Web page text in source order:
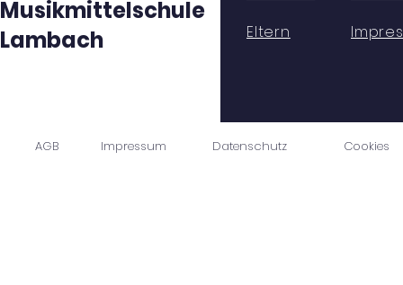
Musikmittelschule
Lambach
Eltern
AGB Impressum Datenschutz Cookies